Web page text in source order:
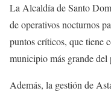
La Alcaldía de Santo
de operativos nocturnos
puntos críticos, que tiene
municipio más grande del
Además, la gestión de